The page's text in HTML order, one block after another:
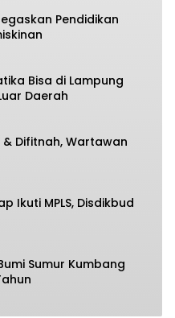
Pendidikan
Bisa di Lampung
Daerah
Difitnah, Wartawan
MPLS, Disdikbud
Sumur Kumbang